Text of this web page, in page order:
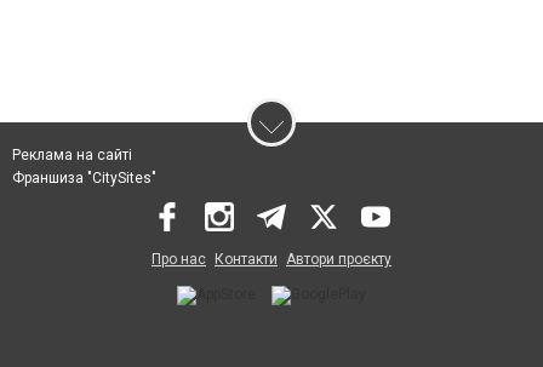
Реклама на сайті
Франшиза "CitySites"
Про нас Контакти Автори проєкту